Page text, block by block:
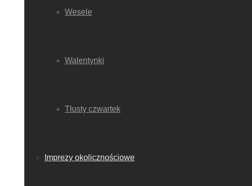
Wesele
Walentynki
Tłusty czwartek
Imprezy okolicznościowe